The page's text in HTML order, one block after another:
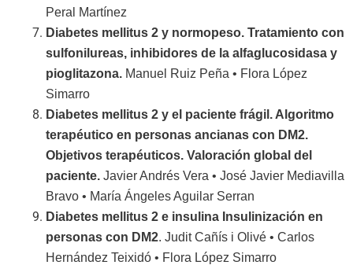
Peral Martínez
Diabetes mellitus 2 y normopeso. Tratamiento con
sulfonilureas, inhibidores de la alfaglucosidasa y
pioglitazona. Manuel Ruiz Peña • Flora López
Simarro
Diabetes mellitus 2 y el paciente frágil. Algoritmo
terapéutico en personas ancianas con DM2.
Objetivos terapéuticos. Valoración global del
paciente. Javier Andrés Vera • José Javier Mediavilla
Bravo • María Ángeles Aguilar Serran
Diabetes mellitus 2 e insulina Insulinización en
personas con DM2. Judit Cañís i Olivé • Carlos
Hernández Teixidó • Flora López Simarro